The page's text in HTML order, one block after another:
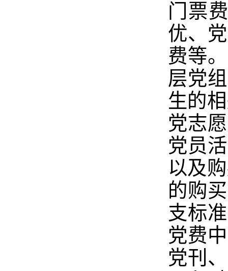
门票
优、
费等
层党
生的
党志
党员
以及
的购
支标
党费
党刊